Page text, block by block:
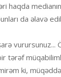
haqda medianın
da əlavə
vurursunuz...
tərəf
ki,